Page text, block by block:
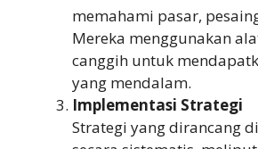
memahami pasar,
Mereka menggunakan
canggih untuk
yang mendalam.
Implementasi Strategi
Strategi yang dirancang